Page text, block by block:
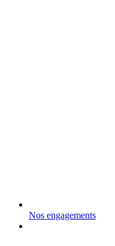
Nos engagements